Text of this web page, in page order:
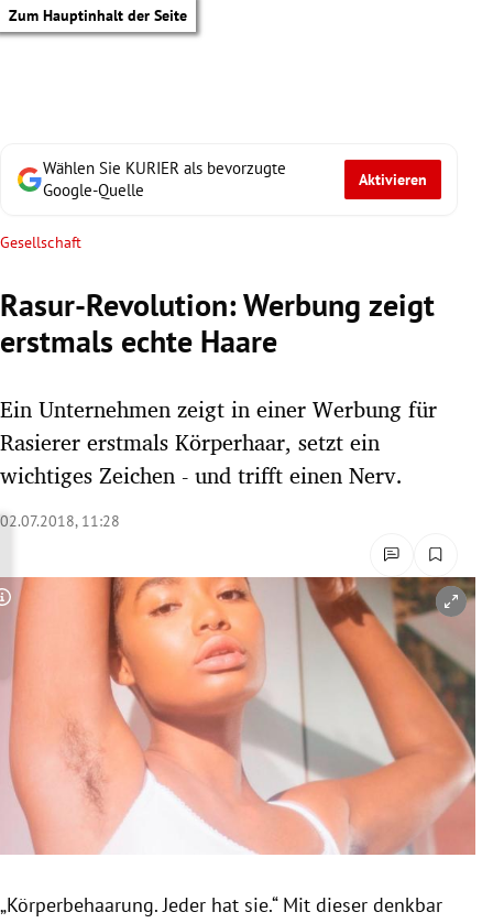
Zum Hauptinhalt der Seite
Untermenü
Untermenü
Untermenü
Untermenü
Untermenü
Untermenü
Wählen Sie KURIER als bevorzugte
Google-Quelle
Aktivieren
Gesellschaft
Rasur-Revolution: Werbung zeigt
erstmals echte Haare
Ein Unternehmen zeigt in einer Werbung für
Rasierer erstmals Körperhaar, setzt ein
wichtiges Zeichen - und trifft einen Nerv.
02.07.2018, 11:28
Copyright-Hinweis öffnen/schließen
„Körperbehaarung. Jeder hat sie.“ Mit dieser denkbar